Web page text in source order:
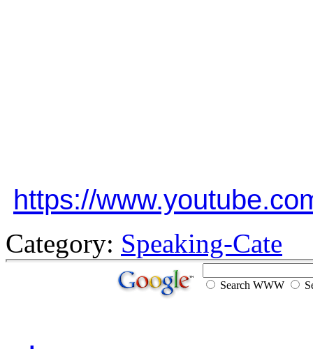
https://
Category: Speaking-Cate
Search WWW